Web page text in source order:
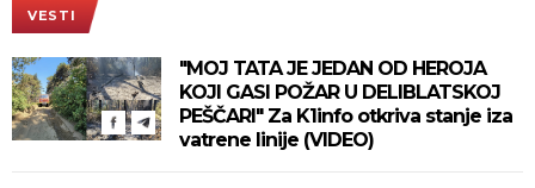
VESTI
"MOJ TATA JE JEDAN OD HEROJA
KOJI GASI POŽAR U DELIBLATSKOJ
PEŠČARI" Za K1info otkriva stanje iza
vatrene linije (VIDEO)